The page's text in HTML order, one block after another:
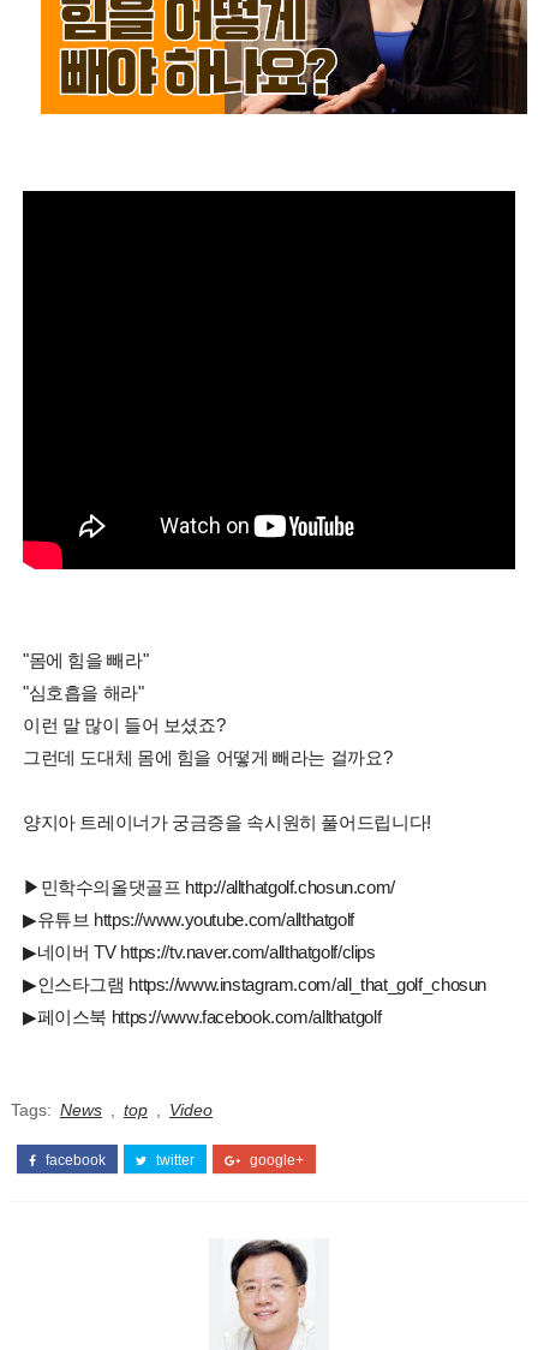
"몸에 힘을 빼라"
"심호흡을 해라"
이런 말 많이 들어 보셨죠?
그런데 도대체 몸에 힘을 어떻게 빼라는 걸까요?
양지아 트레이너가 궁금증을 속시원히 풀어드립니다!
▶민학수의올댓골프 http://allthatgolf.chosun.com/
▶유튜브 https://www.youtube.com/allthatgolf
▶네이버 TV https://tv.naver.com/allthatgolf/clips
▶인스타그램 https://www.instagram.com/all_that_golf_chosun
▶페이스북 https://www.facebook.com/allthatgolf
Tags: News top Video
facebook twitter google+